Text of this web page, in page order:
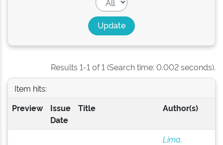
Results 1-1 of 1 (Search time: 0.002 seconds).
Item hits:
Preview
Issue
Date
Title Author(s)
Lima,